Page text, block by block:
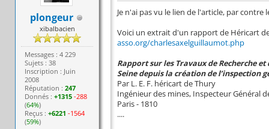
plongeur
xibalbacien
Messages : 4 229
Sujets : 38
Inscription : Juin
2008
Réputation :247
Donnés :+1315 -288
(64%)
Reçus :+6221 -1564
(59%)
Je n'ai pas vu le lien de l'article, par
Voici un extrait d'un rapport de Héricart
asso.org/charlesaxelguillaumot.php
Rapport sur les Travaux de Recherche
Seine depuis la création de l’inspection
Par L. E. F. héricart de Thury
Ingénieur des mines, Inspecteur Général
Paris - 1810
....